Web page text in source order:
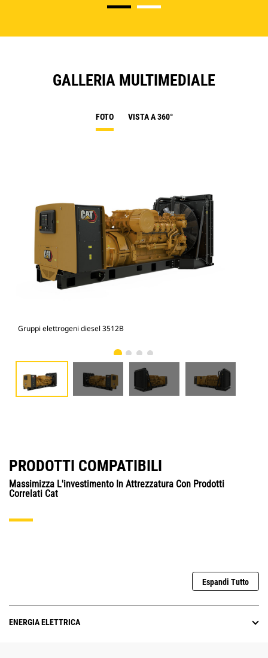
GALLERIA MULTIMEDIALE
FOTO VISTA A 360°
Gruppi elettrogeni diesel 3512B
PRODOTTI COMPATIBILI
Massimizza L'investimento In Attrezzatura Con Prodotti
Correlati Cat
Espandi Tutto
ENERGIA ELETTRICA